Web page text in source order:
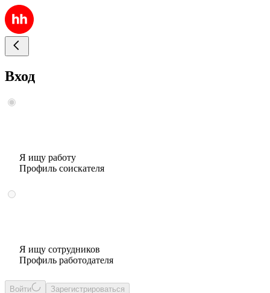
Вход
Я ищу работу
Профиль соискателя
Я ищу сотрудников
Профиль работодателя
Войти Зарегистрироваться